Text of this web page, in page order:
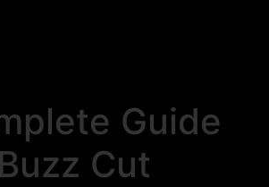
Guide
Cut